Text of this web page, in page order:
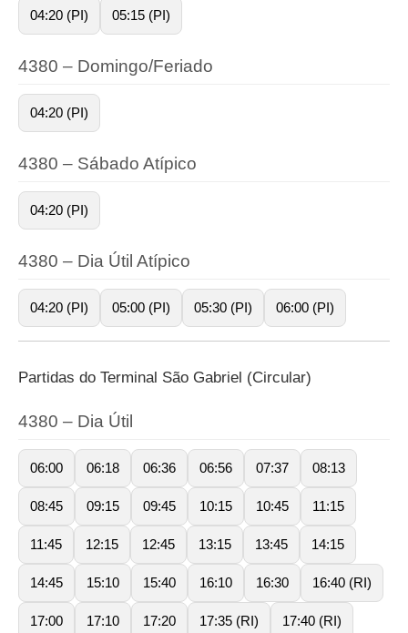
04:20 (PI) 05:15 (PI)
4380 – Domingo/Feriado
04:20 (PI)
4380 – Sábado Atípico
04:20 (PI)
4380 – Dia Útil Atípico
04:20 (PI) 05:00 (PI) 05:30 (PI) 06:00 (PI)
Partidas do Terminal São Gabriel (Circular)
4380 – Dia Útil
06:00 06:18 06:36 06:56 07:37 08:13
08:45 09:15 09:45 10:15 10:45 11:15
11:45 12:15 12:45 13:15 13:45 14:15
14:45 15:10 15:40 16:10 16:30 16:40 (RI)
17:00 17:10 17:20 17:35 (RI) 17:40 (RI)